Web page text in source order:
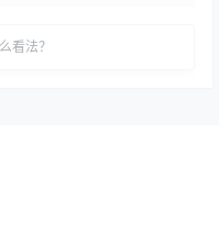
看法？